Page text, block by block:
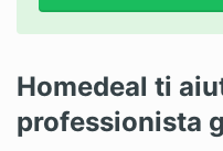
Homedeal ti
professionista